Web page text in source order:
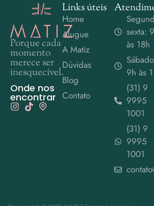
Porque cada
momento
merece ser
inesquecível.
Onde nos
encontrar
Links úteis
Home
Alugue
A Matiz
Dúvidas
Blog
Contato
sexta:
às 18h
9h às
(31) 9
9995
1001
(31) 9
9995
1001